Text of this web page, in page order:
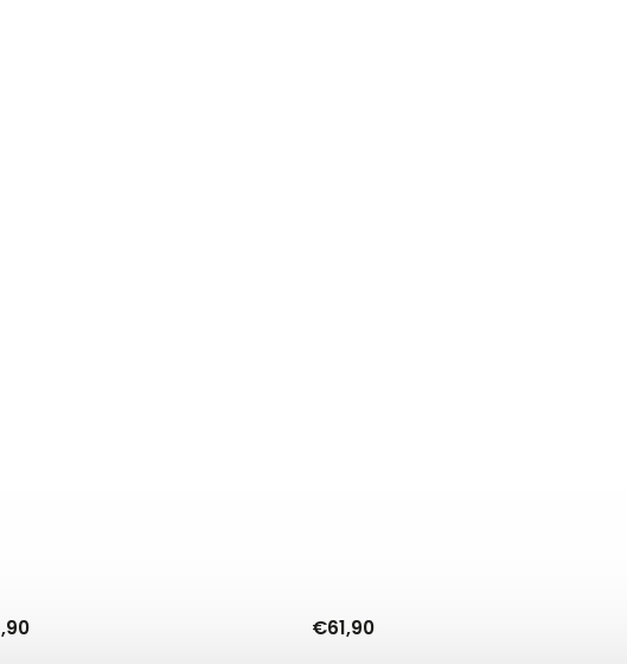
€61,90